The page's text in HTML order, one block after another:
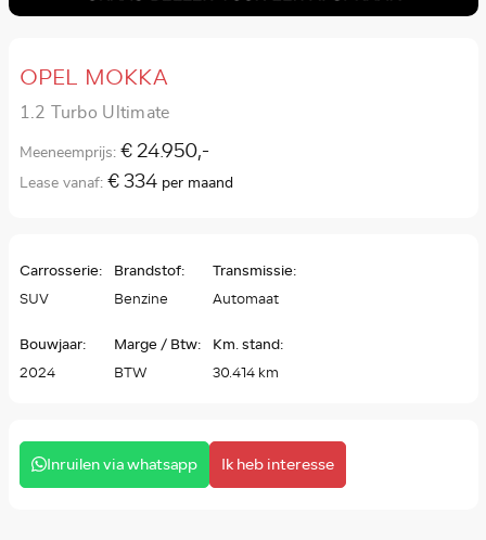
OPEL MOKKA
1.2 Turbo Ultimate
Meeneemprijs:€ 24.950,-
Lease vanaf:€ 334per maand
Carrosserie:
SUV
Brandstof:
Benzine
Transmissie:
Automaat
Bouwjaar:
2024
Marge / Btw:
BTW
Km. stand:
30.414 km
Inruilen via whatsapp Ik heb interesse